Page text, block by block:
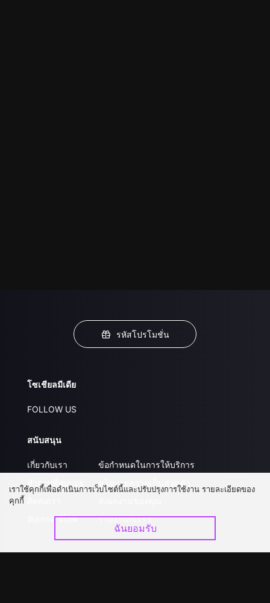
รหัสโปรโมชั่น
โซเชียลมีเดีย
FOLLOW US
สนับสนุน
เกี่ยวกับเรา
คำถามที่พบบ่อย
อัปเกรด วีไอพี
ข้อกำหนดในการให้บริการ
นโยบายความเป็นส่วนตัว
ร่วมงานกับเรา
เราใช้คุกกี้เพื่อดำเนินการเว็บไซต์นี้และปรับปรุงการใช้งาน รายละเอียดของ
คุกกี้
ฉันยอมรับ